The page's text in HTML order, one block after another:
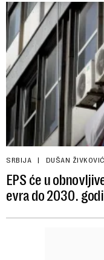
SRBIJA DUŠAN ŽIVKOVIĆ
EPS će u
evra do 2030.